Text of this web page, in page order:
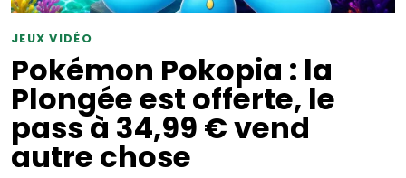
JEUX VIDÉO
Pokémon Pokopia : la
Plongée est offerte, le
pass à 34,99 € vend
autre chose